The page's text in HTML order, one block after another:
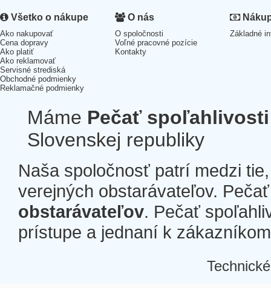
Všetko o nákupe
Ako nakupovať
Cena dopravy
Ako platiť
Ako reklamovať
Servisné strediská
Obchodné podmienky
Reklamačné podmienky
O nás
O spoločnosti
Voľné pracovné pozície
Kontakty
Základné
Máme Pečať spoľahlivosti
Slovenskej republiky
Naša spoločnosť patrí medzi
verejných obstarávateľov.
obstarávateľov. Pečať
prístupe a jednaní k